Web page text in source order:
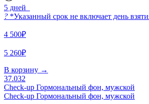
5 дней
? *Указанный срок не включает день
4 500₽
5 260₽
В корзину →
37.032
Check-up Гормональный фон, мужской
Check-up Гормональный фон, мужской